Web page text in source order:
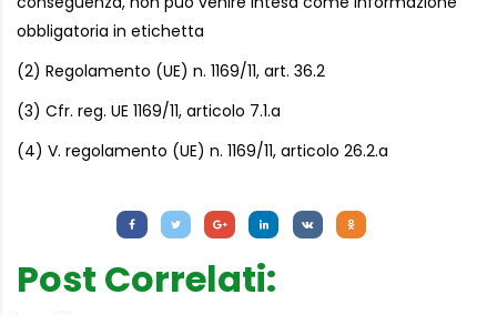
obbligatoria in etichetta
(2) Regolamento (UE) n. 1169/11, art. 36.2
(3) Cfr. reg. UE 1169/11, articolo 7.1.a
(4) V. regolamento (UE) n. 1169/11, articolo 26.2.a
Post Correlati: